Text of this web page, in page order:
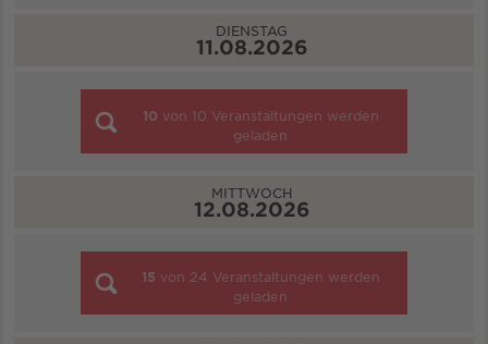
DIENSTAG
11.08.2026
10 von 10 Veranstaltungen werden
geladen
MITTWOCH
12.08.2026
15 von 24 Veranstaltungen werden
geladen